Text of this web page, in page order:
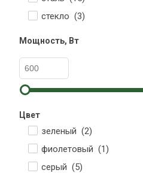
стекло (3)
Мощность, Вт
Цвет
зеленый (2)
фиолетовый (1)
серый (5)